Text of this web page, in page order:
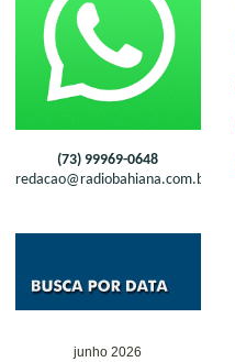
(73) 99969-0648
redacao@radiobahiana.com.br
junho 2026